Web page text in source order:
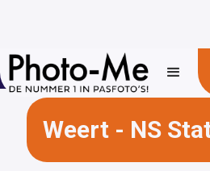
✅ Snel en betaalbaar
Weert - NS